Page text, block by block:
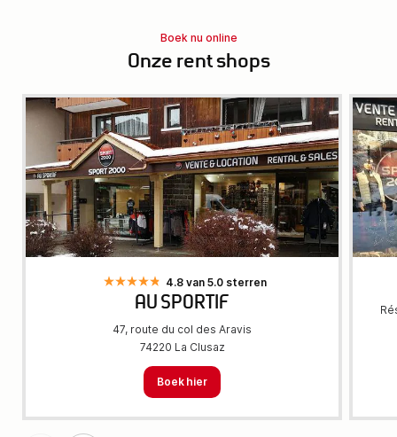
Boek nu online
Onze rent shops
4.8 van 5.0 sterren
AU SPORTIF
47, route du col des Aravis
74220 La Clusaz
Boek hier